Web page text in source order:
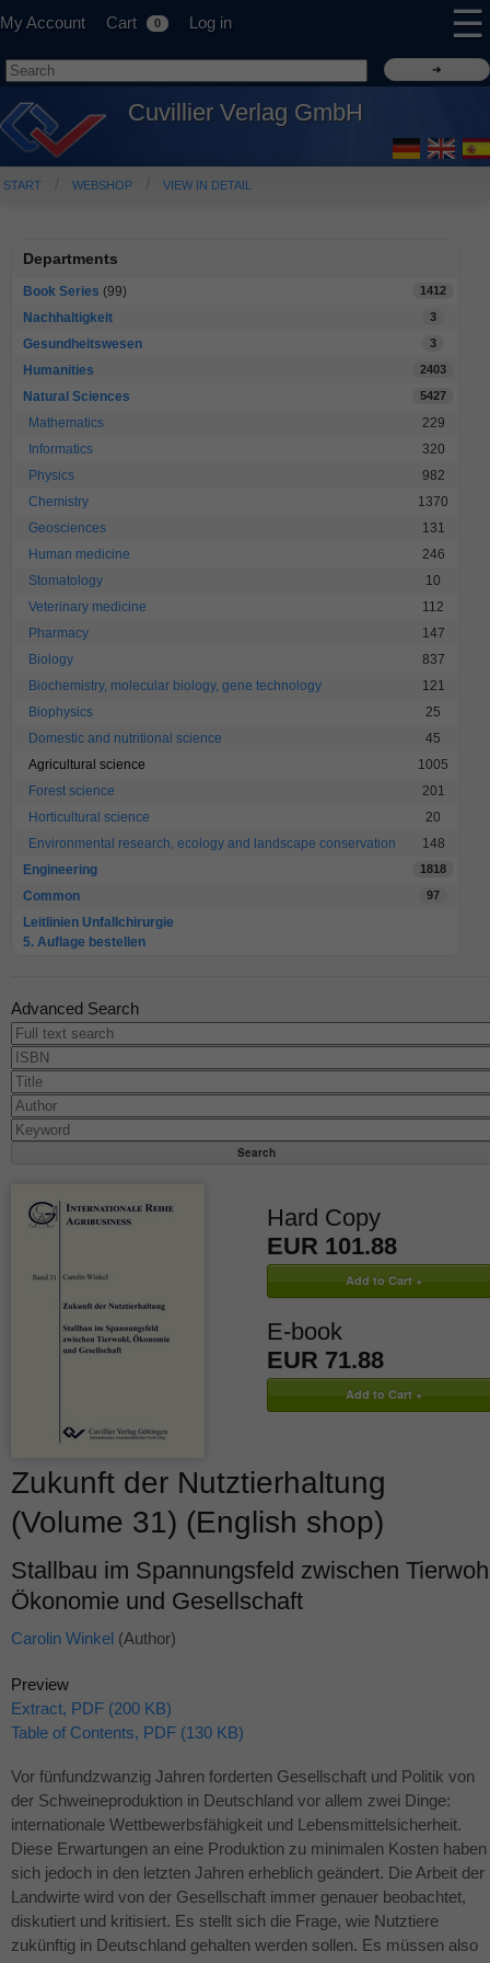
My Account Cart 0 Log in ☰
Cuvillier Verlag GmbH
START WEBSHOP VIEW IN DETAIL
Departments
Book Series (99) 1412
Nachhaltigkeit 3
Gesundheitswesen 3
Humanities 2403
Natural Sciences 5427
Mathematics
229
Informatics
320
Physics
982
Chemistry
1370
Geosciences
131
Human medicine
246
Stomatology
10
Veterinary medicine
112
Pharmacy
147
Biology
837
Biochemistry, molecular biology, gene technology
121
Biophysics
25
Domestic and nutritional science
45
Agricultural science
1005
Forest science
201
Horticultural science
20
Environmental research, ecology and landscape conservation
148
Engineering
1818
Common 97
Leitlinien Unfallchirurgie
5. Auflage bestellen
Advanced Search
Hard Copy
EUR 101.88
E-book
EUR 71.88
Zukunft der Nutztierhaltung
(Volume 31) (English shop)
Stallbau im Spannungsfeld zwischen
Ökonomie und Gesellschaft
Carolin Winkel (Author)
Preview
Extract, PDF (200 KB)
Table of Contents, PDF (130 KB)
Vor fünfundzwanzig Jahren forderten Gesellschaft und Politik von
der Schweineproduktion in Deutschland vor allem zwei Dinge:
internationale Wettbewerbsfähigkeit und Lebensmittelsicherheit.
Diese Erwartungen an eine Produktion zu minimalen Kosten haben
sich jedoch in den letzten Jahren erheblich geändert. Die Arbeit der
Landwirte wird von der Gesellschaft immer genauer beobachtet,
diskutiert und kritisiert. Es stellt sich die Frage, wie Nutztiere
zukünftig in Deutschland gehalten werden sollen. Es müssen also